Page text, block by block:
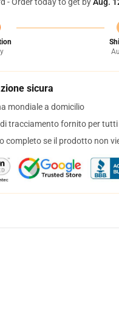
sicura
mondiale a domicilio
tracciamento fornito per tutti
completo se il prodotto non